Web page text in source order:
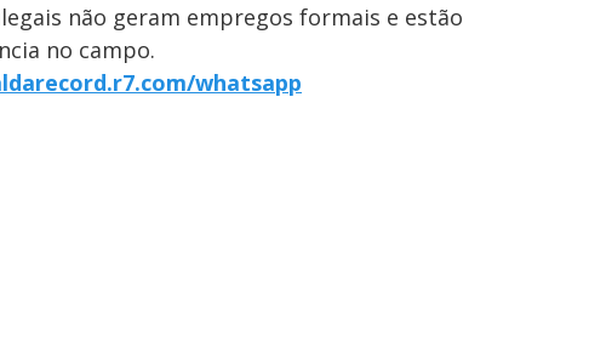
não geram empregos formais e estão
no campo.
whatsapp